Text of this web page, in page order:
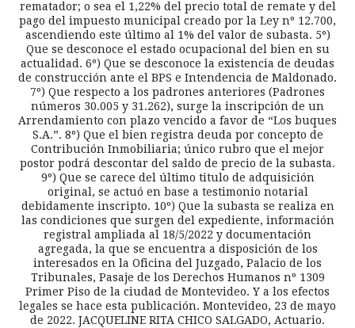
rematador; o sea el 1,22% del precio total de remate y del
pago del impuesto municipal creado por la Ley nº 12.700,
ascendiendo este último al 1% del valor de subasta. 5º)
Que se desconoce el estado ocupacional del bien en su
actualidad. 6º) Que se desconoce la existencia de deudas
de construcción ante el BPS e Intendencia de Maldonado.
7º) Que respecto a los padrones anteriores (Padrones
números 30.005 y 31.262), surge la inscripción de un
Arrendamiento con plazo vencido a favor de “Los buques
S.A.”. 8º) Que el bien registra deuda por concepto de
Contribución Inmobiliaria; único rubro que el mejor
postor podrá descontar del saldo de precio de la subasta.
9º) Que se carece del último titulo de adquisición
original, se actuó en base a testimonio notarial
debidamente inscripto. 10º) Que la subasta se realiza en
las condiciones que surgen del expediente, información
registral ampliada al 18/5/2022 y documentación
agregada, la que se encuentra a disposición de los
interesados en la Oficina del Juzgado, Palacio de los
Tribunales, Pasaje de los Derechos Humanos nº 1309
Primer Piso de la ciudad de Montevideo. Y a los efectos
legales se hace esta publicación. Montevideo, 23 de mayo
de 2022. JACQUELINE RITA CHICO SALGADO, Actuario.